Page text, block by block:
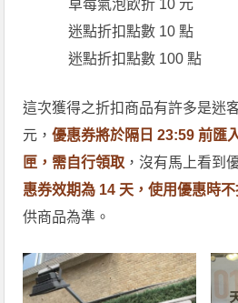
草莓氣泡飲折 10 元
迷點折扣點數 10 點
迷點折扣點數 100 點
這次獲得之折扣商品有許多是迷
元，優惠券將於隔日 23:59 前匯
匣，需自行領取 ，沒有馬上看到
惠券效期為 14 天，使用優惠時
供商品為準。